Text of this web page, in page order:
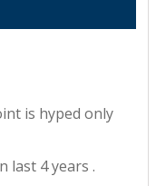
is hyped only
last 4 years .